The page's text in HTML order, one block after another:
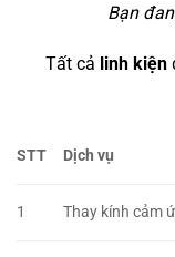
Bạn
Tất cả linh kiện
STT Dịch vụ
1 Thay kính cảm